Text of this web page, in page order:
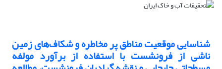
شناسایی موقعیت مناطق پر مخاطره و شکاف‌های زمین
ناشی از فرونشست با استفاده از برآورد مولفه